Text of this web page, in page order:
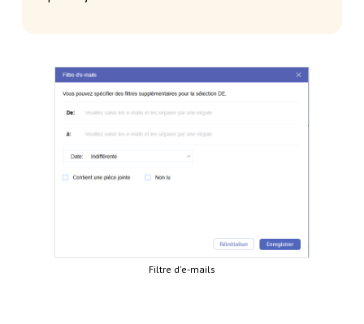
Filtre d'e-mails